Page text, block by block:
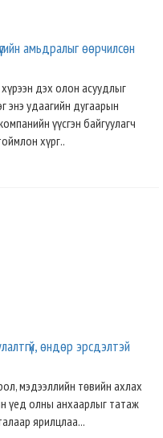
амьдралыг өөрчилсөн
дэх олон асуудлыг
энэ удаагийн дугаарын
үүсгэн байгуулагч
хүрг..
өндөр эрсдэлтэй
мэдээллийн төвийн ахлах
үед олны анхаарлыг татаж
ярилцлаа...